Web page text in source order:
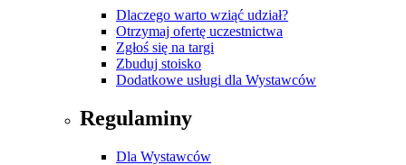
Dlaczego warto wziąć udział?
Otrzymaj ofertę uczestnictwa
Zgłoś się na targi
Zbuduj stoisko
Dodatkowe usługi dla Wystawców
Regulaminy
Dla Wystawców